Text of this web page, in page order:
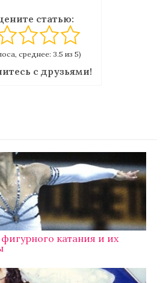
статью:
среднее: 3.5 из 5)
с друзьями!
катания и их